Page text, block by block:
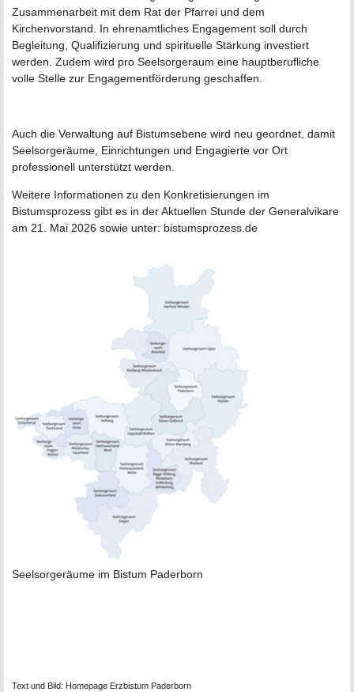
Zusammenarbeit mit dem Rat der Pfarrei und dem
Kirchenvorstand. In ehrenamtliches Engagement soll durch
Begleitung, Qualifizierung und spirituelle Stärkung investiert
werden. Zudem wird pro Seelsorgeraum eine hauptberufliche
volle Stelle zur Engagementförderung geschaffen.
Auch die Verwaltung auf Bistumsebene wird neu geordnet, damit
Seelsorgeräume, Einrichtungen und Engagierte vor Ort
professionell unterstützt werden.
Weitere Informationen zu den Konkretisierungen im
Bistumsprozess gibt es in der Aktuellen Stunde der Generalvikare
am 21. Mai 2026 sowie unter: bistumsprozess.de
Seelsorgeräume im Bistum Paderborn
Text und Bild: Homepage Erzbistum Paderborn